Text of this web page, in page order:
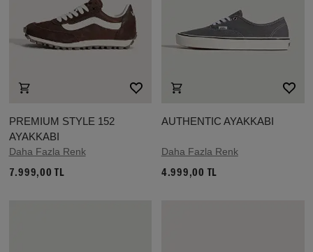
PREMIUM STYLE 152
AYAKKABI
Daha Fazla Renk
7.999,00 TL
AUTHENTIC AYAKKABI
Daha Fazla Renk
4.999,00 TL